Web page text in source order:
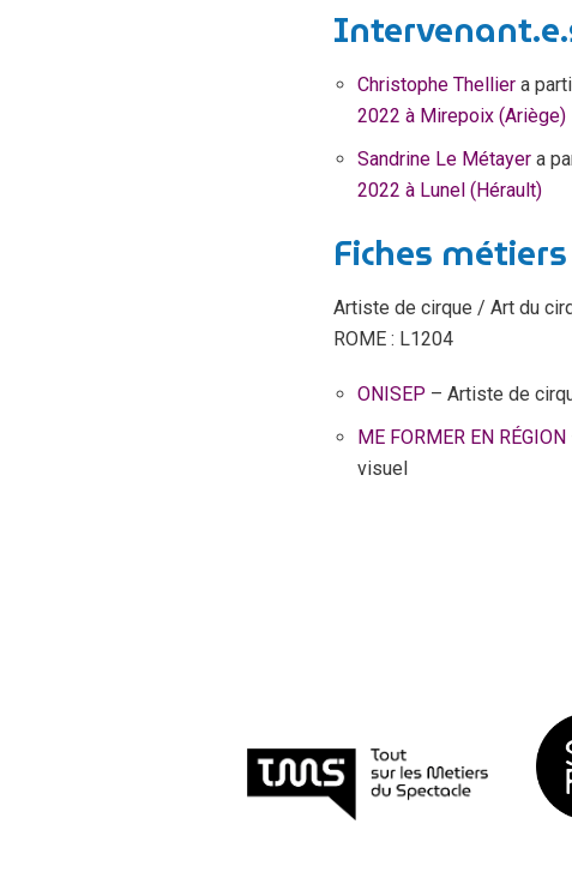
Christophe Thelliera
2022 à Mirepoix (Ariège)
Sandrine Le Métayera
2022 à Lunel (Hérault)
Fiches métiers
Artiste de cirque / Art du
ROME : L1204
ONISEP – Artiste de
ME FORMER EN RÉGION
visuel